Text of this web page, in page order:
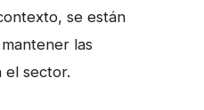
se están
las
el sector.